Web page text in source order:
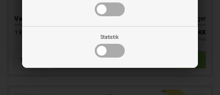
Statistik
Varenr.
På lager
1 ks. DKK
pr. stk. ekskl. moms